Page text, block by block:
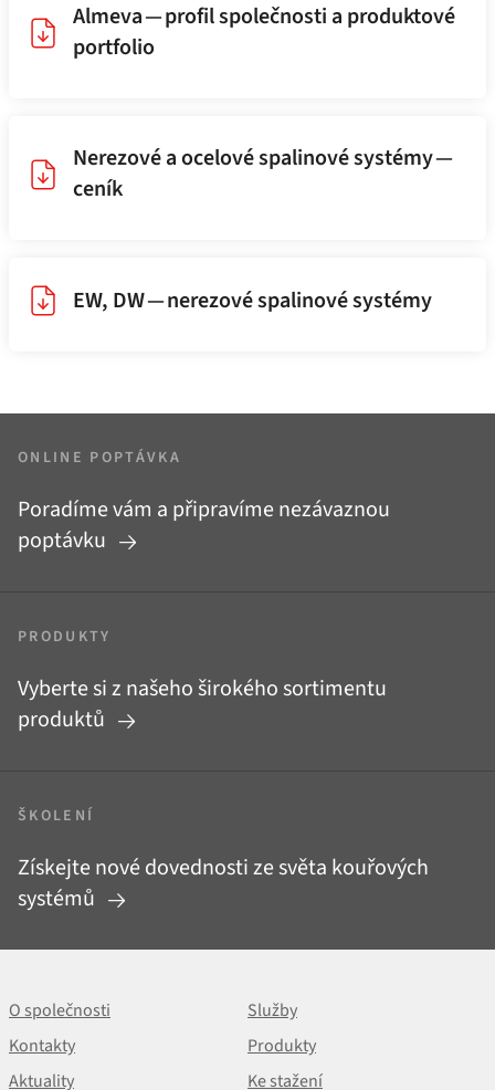
Almeva — profil společnosti a produktové
portfolio
Nerezové a ocelové spalinové systémy —
ceník
EW, DW — nerezové spalinové systémy
ONLINE POPTÁVKA
Poradíme vám a připravíme nezávaznou
poptávku
PRODUKTY
Vyberte si z našeho širokého sortimentu
produktů
ŠKOLENÍ
Získejte nové dovednosti ze světa kouřových
systémů
O společnosti
Služby
Kontakty
Produkty
Aktuality
Ke stažení